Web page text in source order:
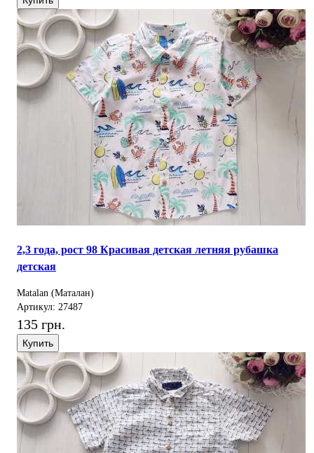
2,3 года, рост 98 Красивая детская летняя рубашка
детская
Matalan (Маталан)
Артикул: 27487
135 грн.
Купить